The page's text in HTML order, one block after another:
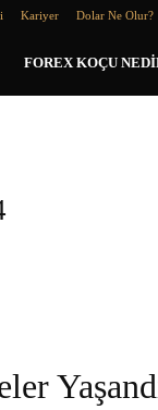
Kariyer Dolar Ne Olur?
FOREX KOÇU